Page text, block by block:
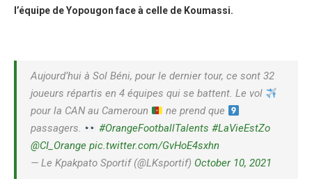
l’équipe de Yopougon face à celle de Koumassi.
Aujourd’hui à Sol Béni, pour le dernier tour, ce sont 32
joueurs répartis en 4 équipes qui se battent. Le vol
pour la CAN au Cameroun
ne prend que
passagers.
#OrangeFootballTalents #LaVieEstZo
@CI_Orange pic.twitter.com/GvHoE4sxhn
— Le Kpakpato Sportif (@LKsportif) October 10, 2021